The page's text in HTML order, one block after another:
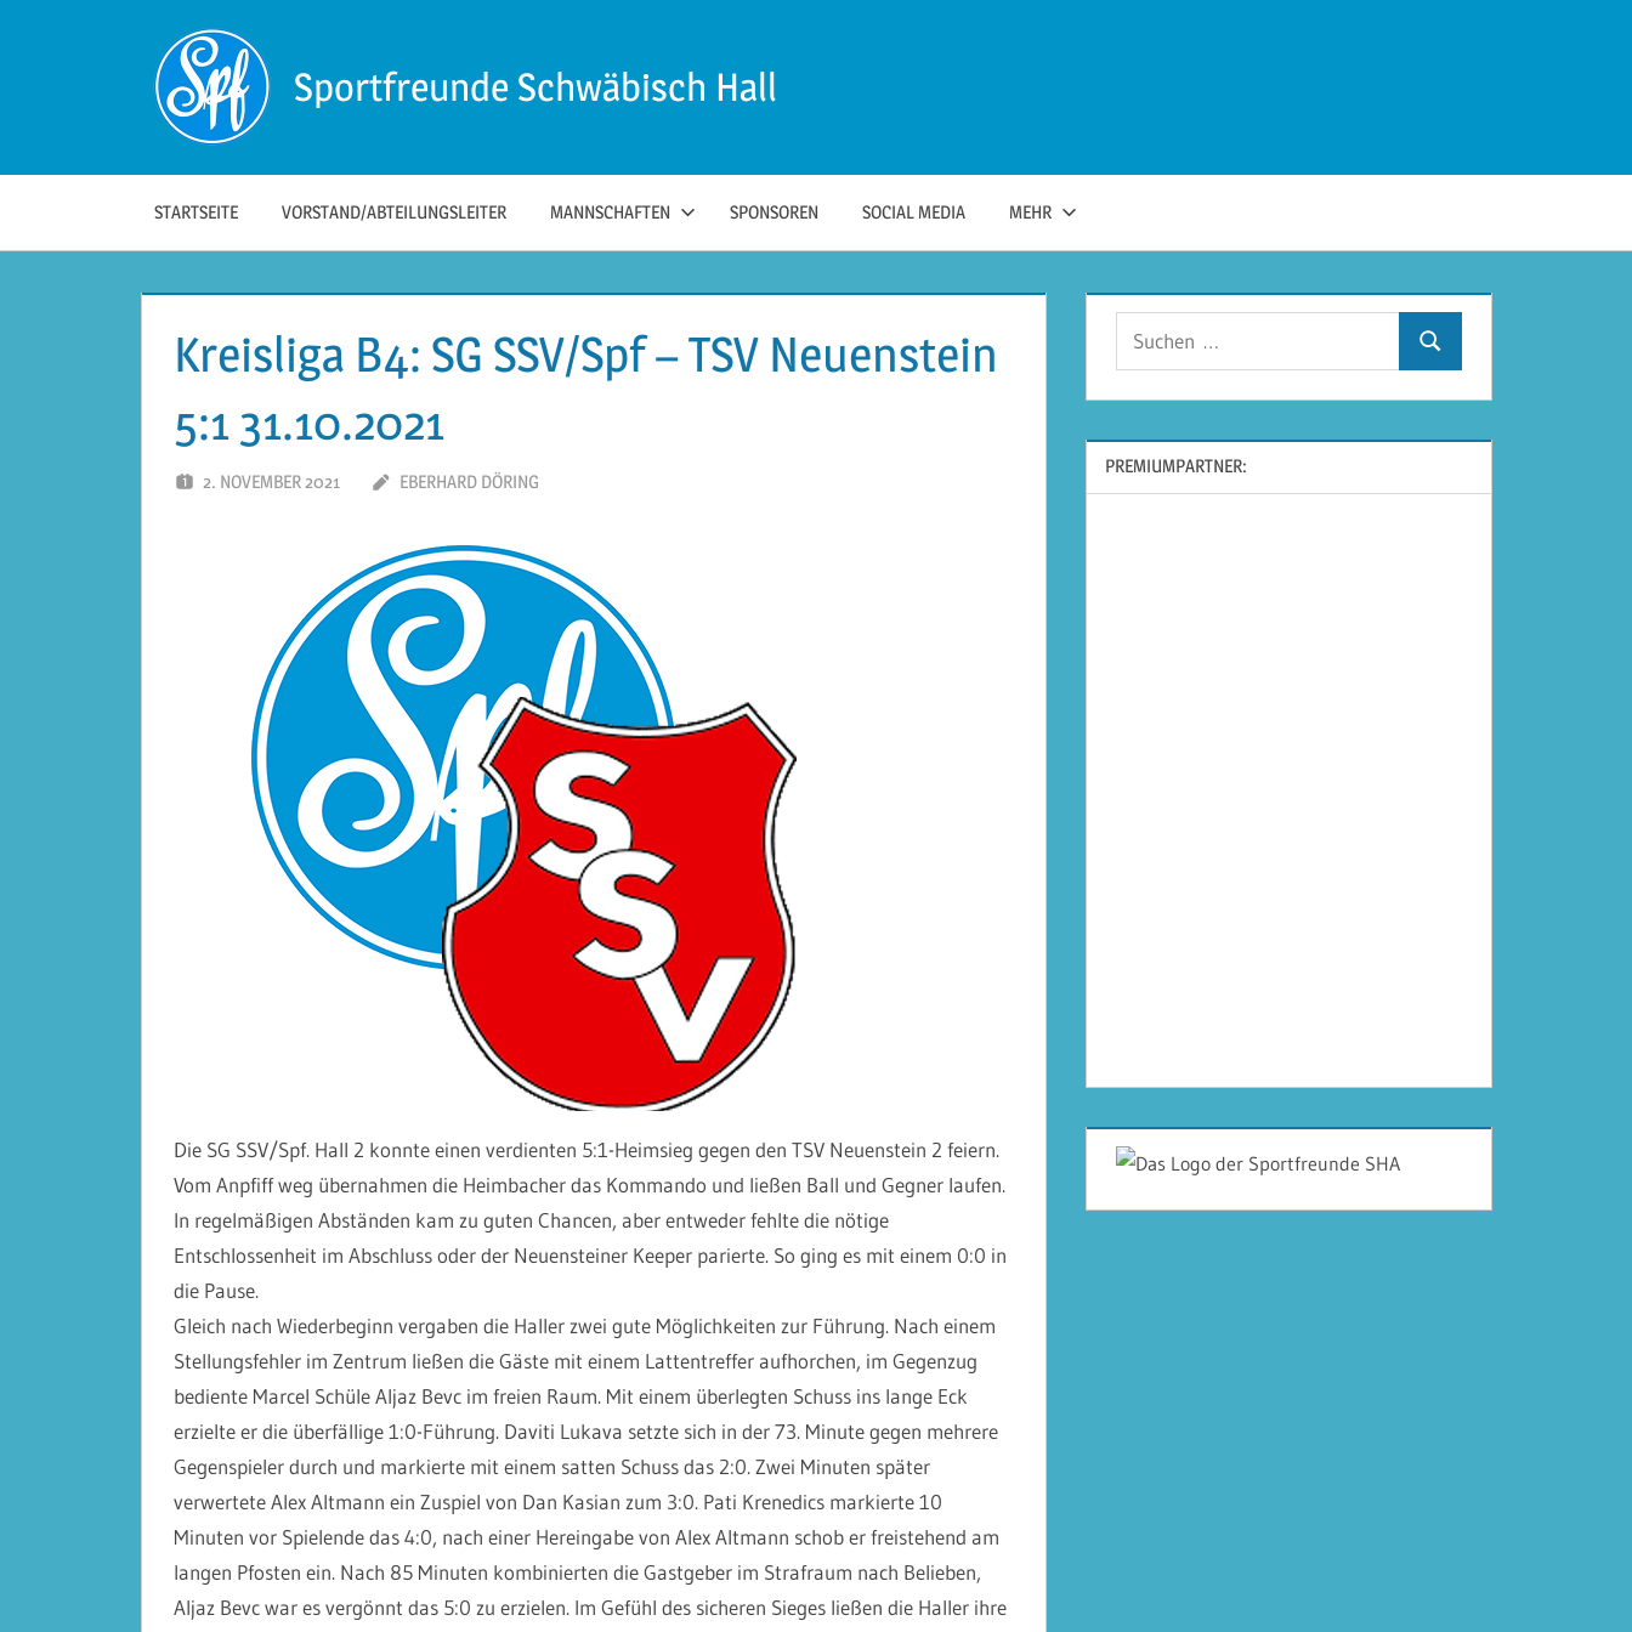
Sportfreunde Schwäbisch Hall
Die
offizielle
Sportfreunde
STARTSEITE VORSTAND/ABTEILUNGSLEITER MANNSCHAFTEN SPONSOREN SOCIAL MEDIA MEHR
Kreisliga B4: SG SSV/Spf – TSV Neuenstein
5:1 31.10.2021
2. NOVEMBER 2021 EBERHARD DÖRING
Die SG SSV/Spf. Hall 2 konnte einen verdienten 5:1-Heimsieg gegen den TSV Neuenstein 2 feiern.
Vom Anpfiff weg übernahmen die Heimbacher das Kommando und ließen Ball und Gegner laufen.
In regelmäßigen Abständen kam zu guten Chancen, aber entweder fehlte die nötige
Entschlossenheit im Abschluss oder der Neuensteiner Keeper parierte. So ging es mit einem 0:0 in
die Pause.
Gleich nach Wiederbeginn vergaben die Haller zwei gute Möglichkeiten zur Führung. Nach einem
Stellungsfehler im Zentrum ließen die Gäste mit einem Lattentreffer aufhorchen, im Gegenzug
bediente Marcel Schüle Aljaz Bevc im freien Raum. Mit einem überlegten Schuss ins lange Eck
erzielte er die überfällige 1:0-Führung. Daviti Lukava setzte sich in der 73. Minute gegen mehrere
Gegenspieler durch und markierte mit einem satten Schuss das 2:0. Zwei Minuten später
verwertete Alex Altmann ein Zuspiel von Dan Kasian zum 3:0. Pati Krenedics markierte 10
Minuten vor Spielende das 4:0, nach einer Hereingabe von Alex Altmann schob er freistehend am
langen Pfosten ein. Nach 85 Minuten kombinierten die Gastgeber im Strafraum nach Belieben,
Aljaz Bevc war es vergönnt das 5:0 zu erzielen. Im Gefühl des sicheren Sieges ließen die Haller ihre
Suchen
PREMIUMPARTNER: